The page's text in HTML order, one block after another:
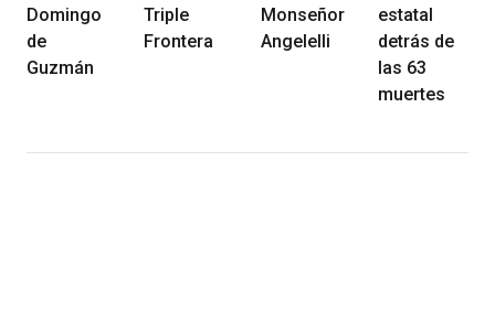
Domingo
de
Guzmán
Triple
Frontera
Monseñor
Angelelli
estatal
detrás de
las 63
muertes